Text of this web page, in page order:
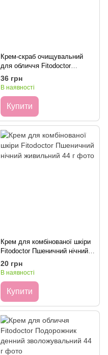
Крем-скраб очищувальний
для обличчя Fitodoctor
Лабораторія-Ефект 65 г
36 грн
В наявності
Купити
Крем для комбінованої шкіри
Fitodoctor Пшеничний нічний
живильний 44 г
20 грн
В наявності
Купити